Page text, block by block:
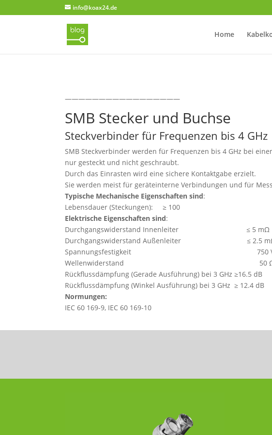
info@koax24.de
Home
—————————————————
SMB Stecker und Buchse
Steckverbinder für Frequenzen bis 4 GHz
SMB Steckverbinder werden für Frequenzen bis 4 GHz bei
nur gesteckt und nicht geschraubt.
Durch das Einrasten wird eine sichere Kontaktgabe erzielt.
Sie werden meist für geräteinterne Verbindungen und für
Typische Mechanische Eigenschaften sind:
Lebensdauer (Steckungen): ≥ 100
Elektrische Eigenschaften sind:
Durchgangswiderstand Innenleiter ≤ 5 mΩ
Durchgangswiderstand Außenleiter ≤ 2.5
Spannungsfestigkeit 750 V /
Wellenwiderstand 50
Rückflussdämpfung (Gerade Ausführung) bei 3 GHz ≥16.5 dB
Rückflussdämpfung (Winkel Ausführung) bei 3 GHz ≥ 12.4 dB
Normungen:
IEC 60 169-9, IEC 60 169-10